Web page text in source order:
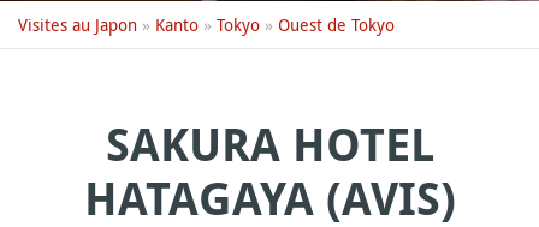
Visites au Japon » Kanto » Tokyo » Ouest de Tokyo
SAKURA HOTEL
HATAGAYA (AVIS)